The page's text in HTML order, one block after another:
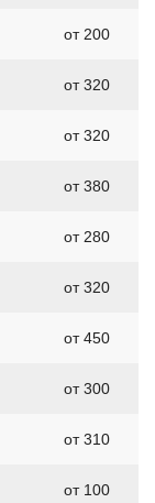
от 200
от 320
от 320
от 380
от 280
от 320
от 450
от 300
от 310
от 100